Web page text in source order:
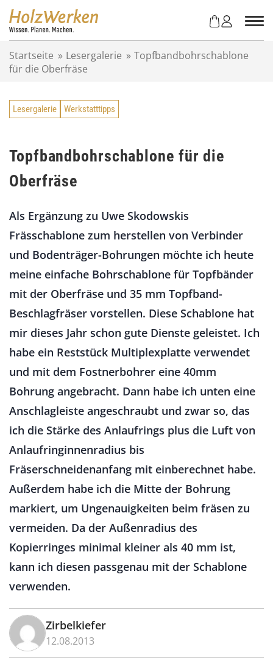
Startseite » Lesergalerie » Topfbandbohrschablone
für die Oberfräse
Lesergalerie Werkstatttipps
Topfbandbohrschablone für die
Oberfräse
Als Ergänzung zu Uwe Skodowskis
Frässchablone zum herstellen von Verbinder
und Bodenträger-Bohrungen möchte ich heute
meine einfache Bohrschablone für Topfbänder
mit der Oberfräse und 35 mm Topfband-
Beschlagfräser vorstellen. Diese Schablone hat
mir dieses Jahr schon gute Dienste geleistet. Ich
habe ein Reststück Multiplexplatte verwendet
und mit dem Fostnerbohrer eine 40mm
Bohrung angebracht. Dann habe ich unten eine
Anschlagleiste angeschraubt und zwar so, das
ich die Stärke des Anlaufrings plus die Luft von
Anlaufringinnenradius bis
Fräserschneidenanfang mit einberechnet habe.
Außerdem habe ich die Mitte der Bohrung
markiert, um Ungenauigkeiten beim fräsen zu
vermeiden. Da der Außenradius des
Kopierringes minimal kleiner als 40 mm ist,
kann ich diesen passgenau mit der Schablone
verwenden.
Zirbelkiefer
12.08.2013